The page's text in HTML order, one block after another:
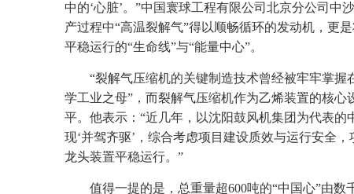
中的‘心脏’。”中国寰球工程有限公司北京分公司
产过程中“高温裂解气”得以顺畅循环的发动机，更
平稳运行的“生命线”与“能量中心”。
“裂解气压缩机的关键制造技术曾经被牢牢掌
学工业之母”，而裂解气压缩机作为乙烯装置的核
平。他表示：“近几年，以沈阳鼓风机集团为代表
现‘并驾齐驱’，综合考虑项目建设质效与运行安全
龙头装置平稳运行。”
值得一提的是，总重量超600吨的“中国心”由